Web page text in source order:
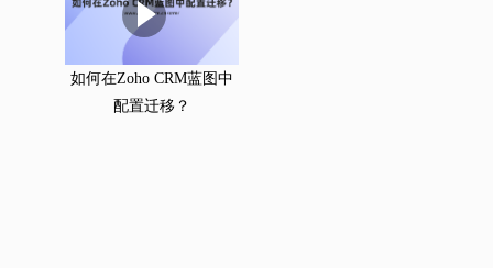
如何在Zoho CRM蓝图中
配置迁移？